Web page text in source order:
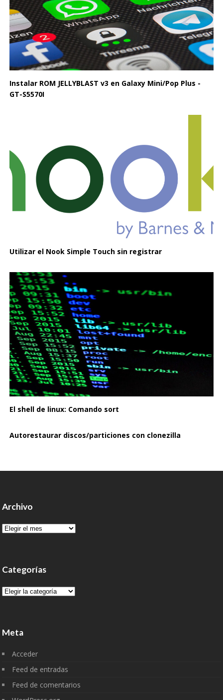
Instalar ROM JELLYBLAST v3 en Galaxy Mini/Pop Plus -
GT-S5570I
Utilizar el Nook Simple Touch sin registrar
El shell de linux: Comando sort
Autorestaurar discos/particiones con clonezilla
Archivo
Archivo
Categorías
Categorías
Meta
Acceder
Feed de entradas
Feed de comentarios